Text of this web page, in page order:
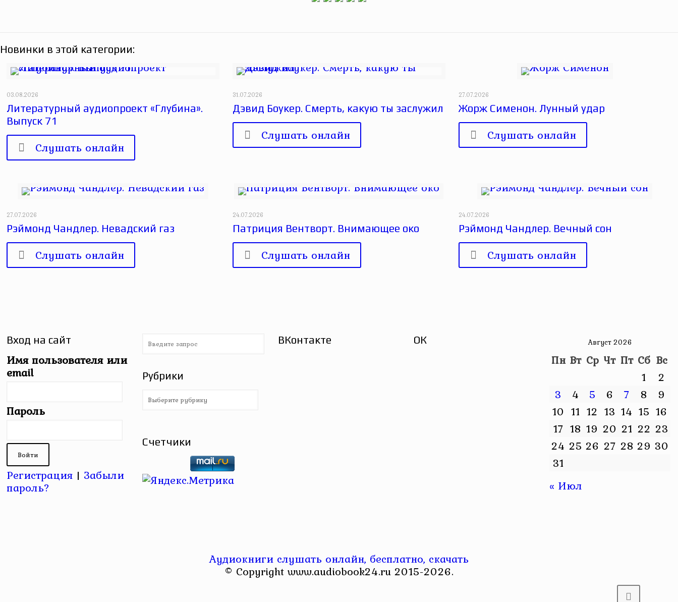
Новинки в этой категории:
03.08.2026
Литературный аудиопроект «Глубина».
Выпуск 71
Слушать онлайн
31.07.2026
Дэвид Боукер. Смерть, какую ты заслужил
Слушать онлайн
27.07.2026
Жорж Сименон. Лунный удар
Слушать онлайн
27.07.2026
Рэймонд Чандлер. Невадский газ
Слушать онлайн
24.07.2026
Патриция Вентворт. Внимающее око
Слушать онлайн
24.07.2026
Рэймонд Чандлер. Вечный сон
Слушать онлайн
Вход на сайт
Имя пользователя или
email
Пароль
Регистрация | Забыли
пароль?
Рубрики
Рубрики
Счетчики
ВКонтакте ОК Август 2026
Пн Вт Ср Чт Пт Сб Вс
1
2
3
4 5 6 7 8
9
10 11 12 13 14 15 16
17 18 19 20 21 22 23
24 25 26 27 28 29 30
31
« Июл
Аудиокниги слушать онлайн, бесплатно, скачать
© Copyright www.audiobook24.ru 2015-2026.